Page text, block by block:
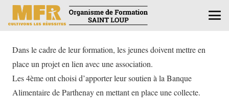
Dans le cadre de leur formation, les jeunes doivent mettre en
place un projet en lien avec une association.
Les 4ème ont choisi d’apporter leur soutien à la Banque
Alimentaire de Parthenay en mettant en place une collecte.